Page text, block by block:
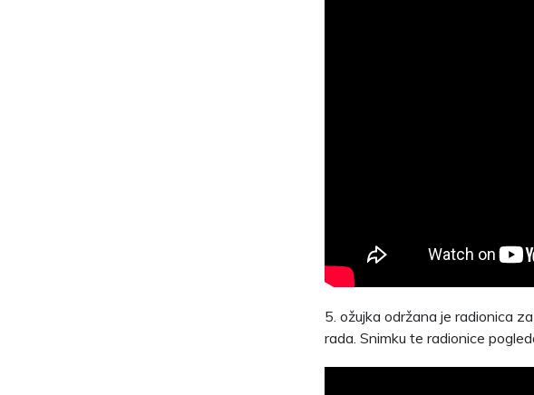
5. ožujka održana je radionica
rada. Snimku te radionice